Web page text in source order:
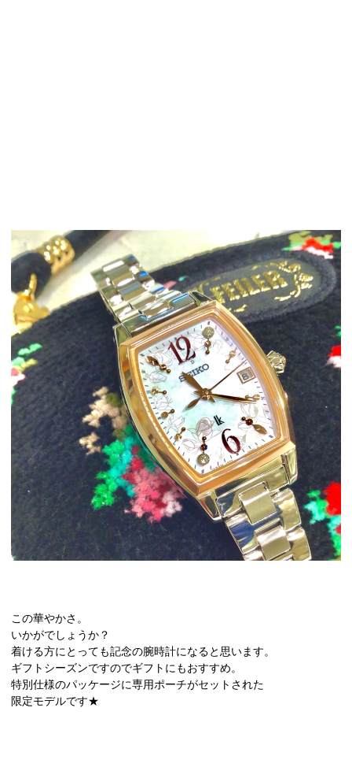
この華やかさ。
いかがでしょうか？
着ける方にとっても記念の腕時計になると思います。
ギフトシーズンですのでギフトにもおすすめ。
特別仕様のパッケージに専用ポーチがセットされた
限定モデルです★